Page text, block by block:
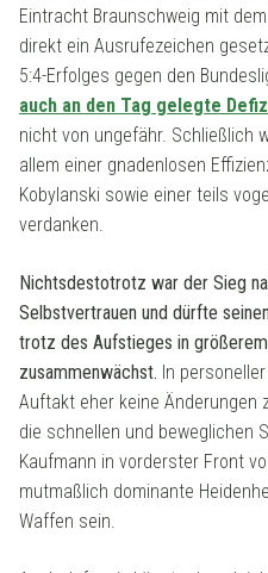
Eintracht Braunschweig mit
direkt ein Ausrufezeichen
5:4-Erfolges gegen den
auch an den Tag gelegte
nicht von ungefähr. Schließlich
allem einer gnadenlosen
Kobylanski sowie einer teils
verdanken.
Nichtsdestotrotz war der Sieg
Selbstvertrauen und dürfte
trotz des Aufstieges in
zusammenwächst. In
Auftakt eher keine Änderungen
die schnellen und beweglichen
Kaufmann in vorderster Front
mutmaßlich dominante
Waffen sein.